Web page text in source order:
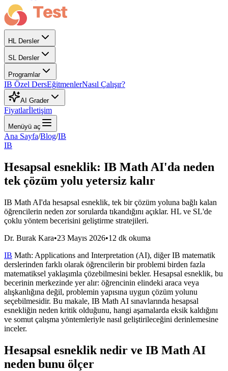
HL Dersler
SL Dersler
Programlar
IB Özel DersEğitmenlerNasıl Çalışır?
AI Grader
Fiyatlarİletişim
Menüyü aç
Ana Sayfa/Blog/IB
IB
Hesapsal esneklik: IB Math AI'da neden
tek çözüm yolu yetersiz kalır
IB Math AI'da hesapsal esneklik, tek bir çözüm yoluna bağlı kalan
öğrencilerin neden zor sorularda tıkandığını açıklar. HL ve SL'de
çoklu yöntem becerisini geliştirme stratejileri.
Dr. Burak Kara•23 Mayıs 2026•12 dk okuma
IB Math: Applications and Interpretation (AI), diğer IB matematik
derslerinden farklı olarak öğrencilerin bir problemi birden fazla
matematiksel yaklaşımla çözebilmesini bekler. Hesapsal esneklik, bu
becerinin merkezinde yer alır: öğrencinin elindeki araca veya
alışkanlığına değil, problemin yapısına uygun çözüm yolunu
seçebilmesidir. Bu makale, IB Math AI sınavlarında hesapsal
esnekliğin neden kritik olduğunu, hangi aşamalarda eksik kaldığını
ve somut çalışma yöntemleriyle nasıl geliştirileceğini derinlemesine
inceler.
Hesapsal esneklik nedir ve IB Math AI
neden bunu ölçer